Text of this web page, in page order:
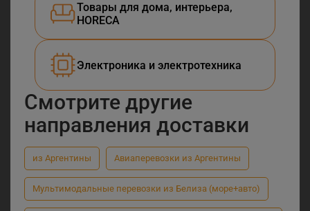
Товары для дома, интерьера,
HORECA
Электроника и электротехника
Смотрите другие
направления доставки
из Аргентины Авиаперевозки из Аргентины
Мультимодальные перевозки из Белиза (море+авто)